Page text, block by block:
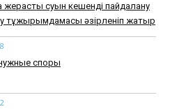
жерасты суын кешенді пайдалану
тұжырымдамасы әзірленіп жатыр
споры